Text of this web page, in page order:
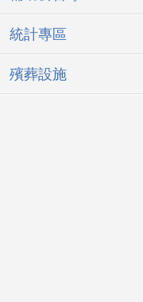
統計專區
殯葬設施